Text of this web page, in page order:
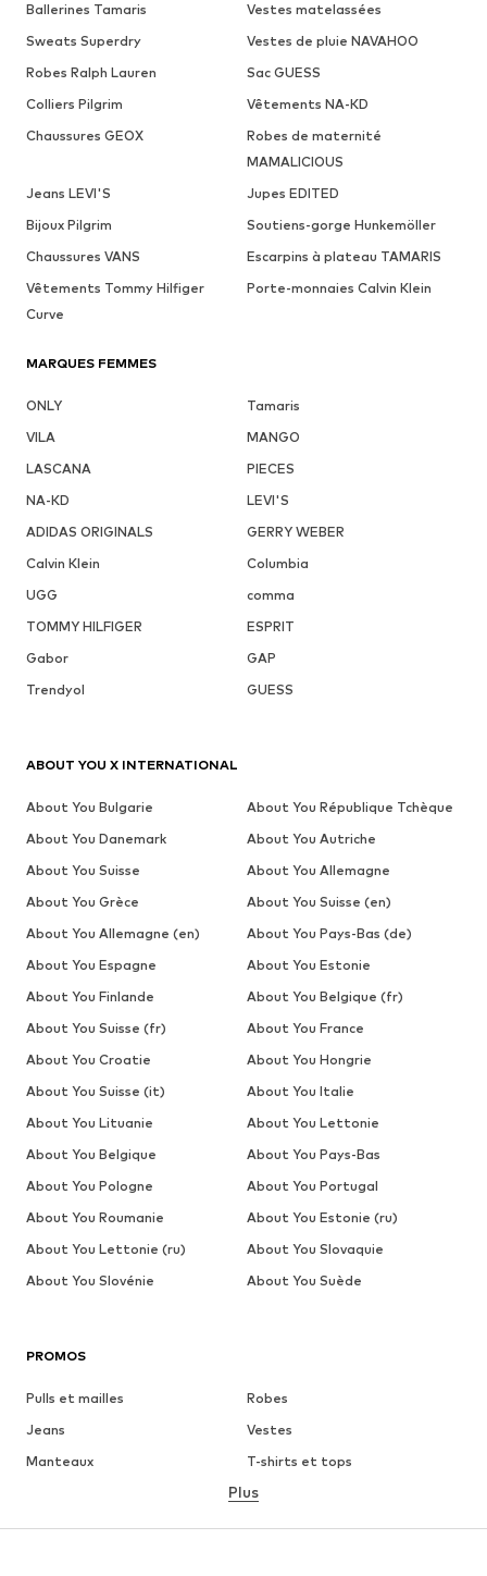
Ballerines Tamaris
Vestes matelassées
Sweats Superdry
Vestes de pluie NAVAHOO
Robes Ralph Lauren
Sac GUESS
Colliers Pilgrim
Vêtements NA-KD
Chaussures GEOX
Robes de maternité
MAMALICIOUS
Jeans LEVI'S
Jupes EDITED
Bijoux Pilgrim
Soutiens-gorge Hunkemöller
Chaussures VANS
Escarpins à plateau TAMARIS
Vêtements Tommy Hilfiger
Curve
Porte-monnaies Calvin Klein
MARQUES FEMMES
ONLY
Tamaris
VILA
MANGO
LASCANA
PIECES
NA-KD
LEVI'S
ADIDAS ORIGINALS
GERRY WEBER
Calvin Klein
Columbia
UGG
comma
TOMMY HILFIGER
ESPRIT
Gabor
GAP
Trendyol
GUESS
PROMOS
Pulls et mailles
Robes
Jeans
Vestes
Manteaux
T-shirts et tops
Lingerie
Jupes
Blouses et tuniques
Plus
ABOUT YOU X INTERNATIONAL
About You Bulgarie
About You République Tchèque
About You Danemark
About You Autriche
About You Suisse
About You Allemagne
About You Grèce
About You Suisse (en)
About You Allemagne (en)
About You Pays-Bas (de)
About You Espagne
About You Estonie
About You Finlande
About You Belgique (fr)
About You Suisse (fr)
About You France
About You Croatie
About You Hongrie
About You Suisse (it)
About You Italie
About You Lituanie
About You Lettonie
About You Belgique
About You Pays-Bas
About You Pologne
About You Portugal
About You Roumanie
About You Estonie (ru)
About You Lettonie (ru)
About You Slovaquie
About You Slovénie
About You Suède